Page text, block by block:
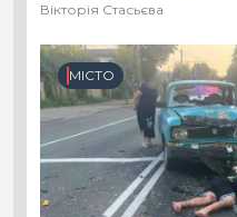
Вікторія Стасьєва
МІСТО